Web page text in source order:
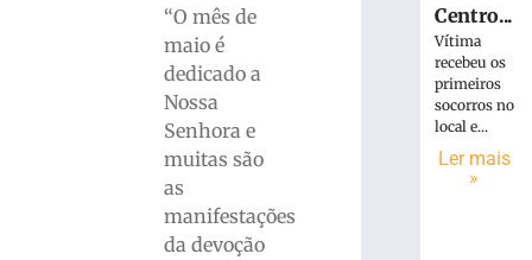
“O mês de
maio é
dedicado a
Nossa
Senhora e
muitas são
as
manifestações
da devoção
Centro...
Vítima
recebeu os
primeiros
socorros no
local e...
Ler mais
»